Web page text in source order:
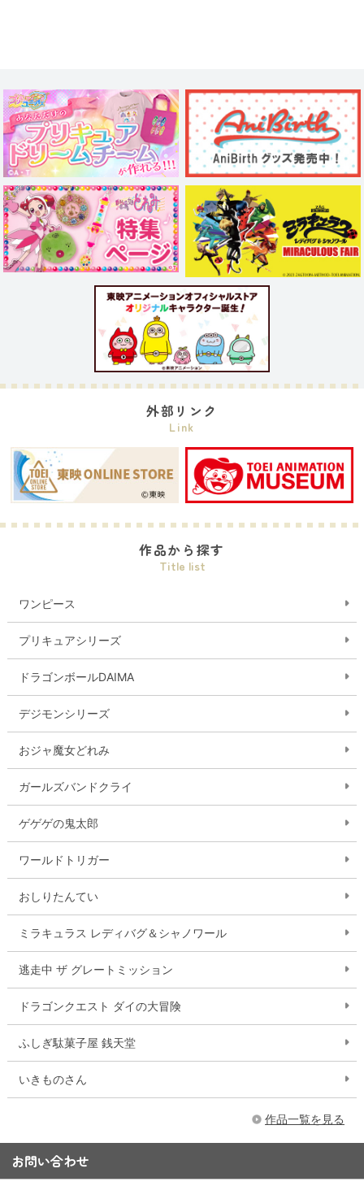
外部リンク
Link
作品から探す
Title list
ワンピース
プリキュアシリーズ
ドラゴンボールDAIMA
デジモンシリーズ
おジャ魔女どれみ
ガールズバンドクライ
ゲゲゲの鬼太郎
ワールドトリガー
おしりたんてい
ミラキュラス レディバグ＆シャノワール
逃走中 ザ グレートミッション
ドラゴンクエスト ダイの大冒険
ふしぎ駄菓子屋 銭天堂
いきものさん
作品一覧を見る
お問い合わせ